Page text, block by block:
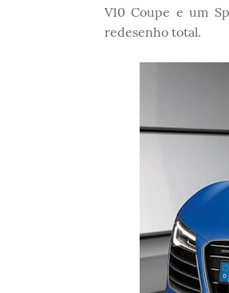
V10 Coupe e um
redesenho total.